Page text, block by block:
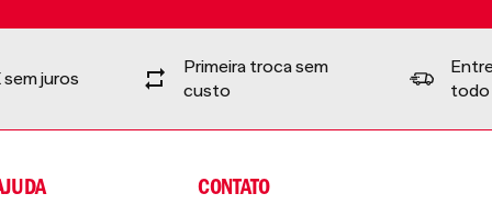
sem juros
Primeira troca sem
custo
todo
CONTATO